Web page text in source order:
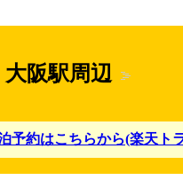
大阪駅周辺
予約はこちらから(楽天ト